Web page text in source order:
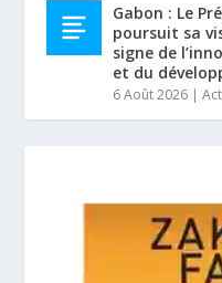
Gabon : Le
poursuit sa
signe de
et du
6 Août 2026 |